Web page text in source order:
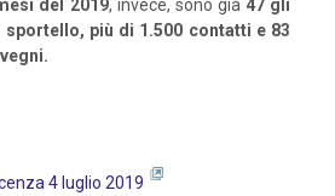
del 2019, invece, sono già 47 gli
più di 1.500 contatti e 83
4 luglio 2019